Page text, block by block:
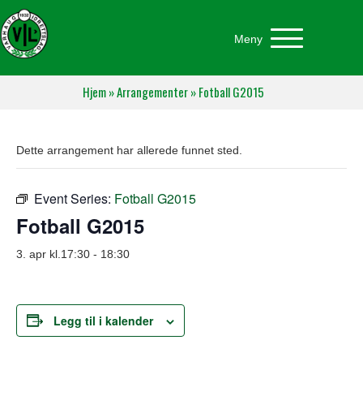
Meny
Hjem»Arrangementer»Fotball G2015
Dette arrangement har allerede funnet sted.
Event Series: Fotball G2015
Fotball G2015
3. apr kl.17:30 - 18:30
Legg til i kalender